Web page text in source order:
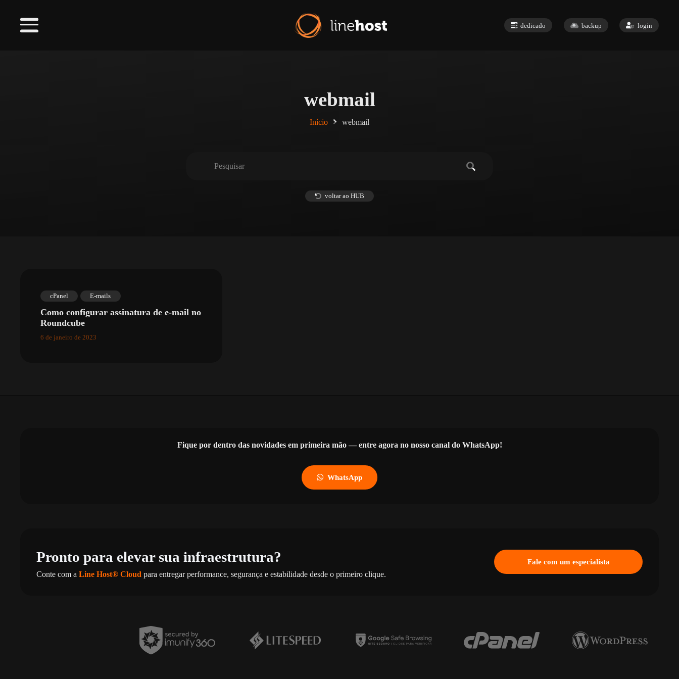
dedicado backup login
webmail
Início webmail
voltar ao HUB
cPanel E-mails
Como configurar assinatura de e-mail no
Roundcube
6 de janeiro de 2023
Fique por dentro das novidades em primeira mão — entre agora no nosso canal do WhatsApp!
WhatsApp
Pronto para elevar sua infraestrutura?
Conte com a Line Host® Cloud para entregar performance, segurança e estabilidade desde o primeiro clique.
Fale com um especialista